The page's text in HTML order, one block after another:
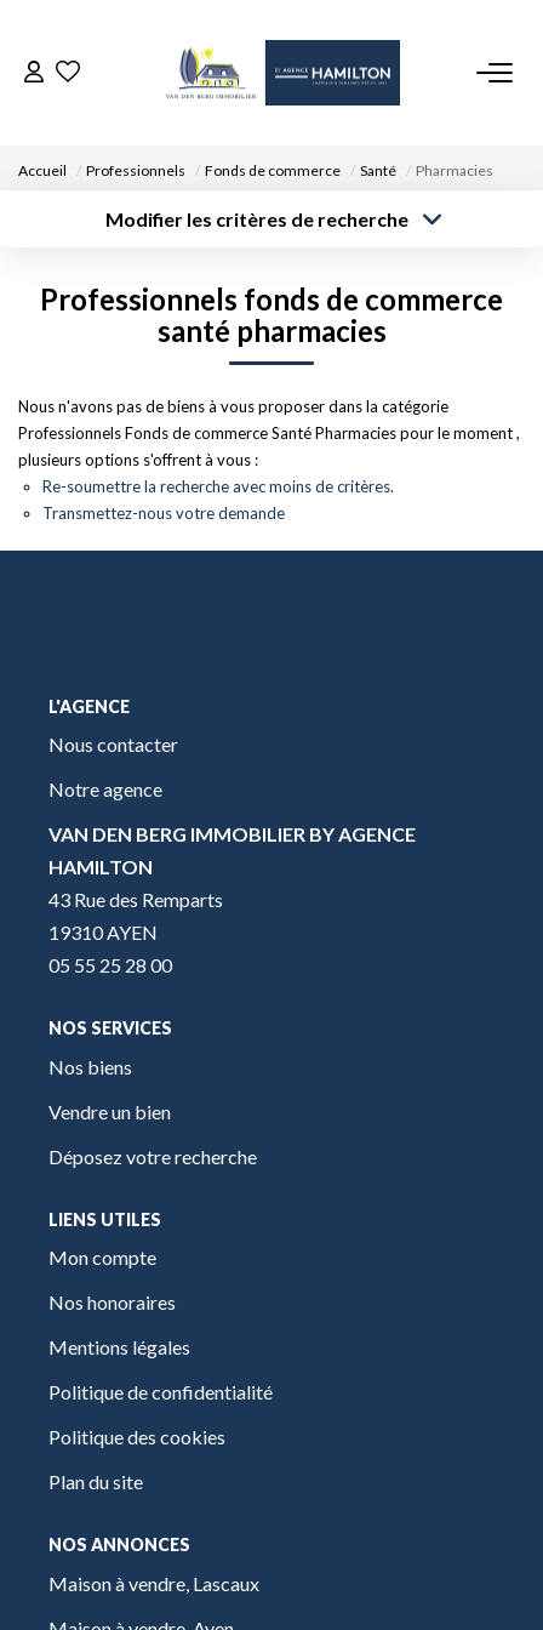
DÉPOSEZ VOTRE RECHERCHE
NOUS REJOINDRE
CONTACT
Accueil Professionnels Fonds de commerce Santé Pharmacies
Modifier les critères de recherche
Type de bien
Surface min
Professionnels fonds de commerce
santé pharmacies
Nous n'avons pas de biens à vous proposer dans la catégorie
Professionnels Fonds de commerce Santé Pharmacies pour le moment ,
plusieurs options s'offrent à vous :
Re-soumettre la recherche avec moins de critères.
Transmettez-nous votre demande
L'AGENCE
Nous contacter
Notre agence
VAN DEN BERG IMMOBILIER BY AGENCE
HAMILTON
43 Rue des Remparts
19310 AYEN
05 55 25 28 00
NOS SERVICES
Nos biens
Vendre un bien
Déposez votre recherche
LIENS UTILES
Mon compte
Nos honoraires
Mentions légales
Politique de confidentialité
Politique des cookies
Plan du site
NOS ANNONCES
Maison à vendre, Lascaux